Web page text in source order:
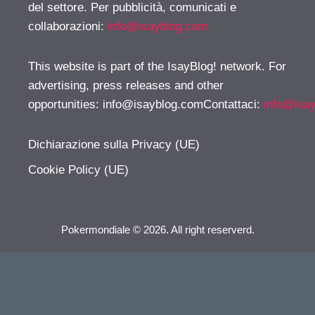
del settore. Per pubblicità, comunicati e
collaborazioni: info@isayblog.com
This website is part of the IsayBlog! network. For
advertising, press releases and other
opportunities: info@isayblog.comContattaci:
Dichiarazione sulla Privacy (UE)
Cookie Policy (UE)
Pokermondiale © 2026. All right reserverd.